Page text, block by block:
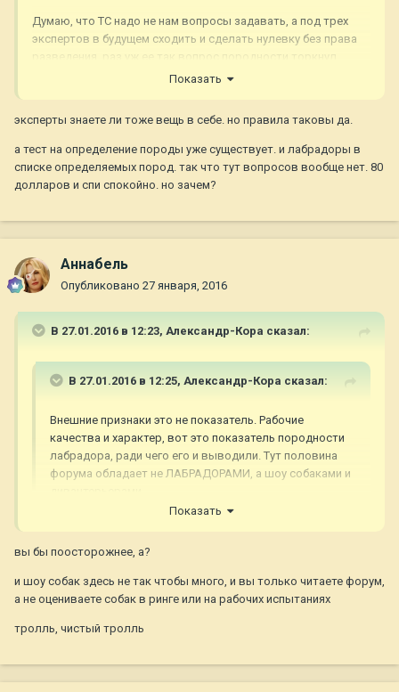
Думаю, что ТС надо не нам вопросы задавать, а под трех
экспертов в будущем сходить и сделать нулевку без права
Показать
эксперты знаете ли тоже вещь в себе. но правила таковы да.
а тест на определение породы уже существует. и лабрадоры в
списке определяемых пород. так что тут вопросов вообще нет. 80
долларов и спи спокойно. но зачем?
Aннaбель
Опубликовано 27 января, 2016
В 27.01.2016 в 12:23, Александр-Кора сказал:
В 27.01.2016 в 12:25, Александр-Кора сказал:
Внешние признаки это не показатель. Рабочие
качества и характер, вот это показатель породности
лабрадора, ради чего его и выводили. Тут половина
форума обладает не ЛАБРАДОРАМИ, а шоу собаками и
Показать
вы бы поосторожнее, а?
и шоу собак здесь не так чтобы много, и вы только читаете форум,
а не оцениваете собак в ринге или на рабочих испытаниях
тролль, чистый тролль